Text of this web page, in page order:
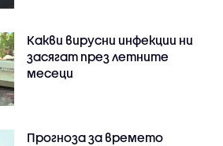
Какви вирусни инфекции ни
засягат през летните
месеци
Прогноза за времето